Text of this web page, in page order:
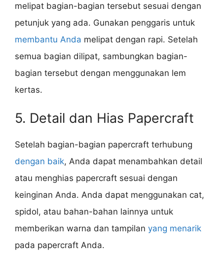
melipat bagian-bagian tersebut sesuai dengan
petunjuk yang ada. Gunakan penggaris untuk
membantu Anda melipat dengan rapi. Setelah
semua bagian dilipat, sambungkan bagian-
bagian tersebut dengan menggunakan lem
kertas.
5. Detail dan Hias Papercraft
Setelah bagian-bagian papercraft terhubung
dengan baik, Anda dapat menambahkan detail
atau menghias papercraft sesuai dengan
keinginan Anda. Anda dapat menggunakan cat,
spidol, atau bahan-bahan lainnya untuk
memberikan warna dan tampilan yang menarik
pada papercraft Anda.